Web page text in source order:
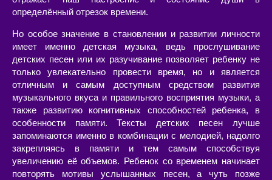
определённый отрезок времени.
Но особое значение в становлении и развитии личности
имеет именно детская музыка, ведь прослушивание
детских песен или их разучивание позволяет ребенку не
только увлекательно провести время, но и является
отличным и самым доступным средством развития
музыкального вкуса и правильного восприятия музыки, а
также развитию когнитивных способностей ребенка, в
особенности памяти. Тексты детских песен лучше
запоминаются именно в комбинации с мелодией, надолго
закрепляясь в памяти и тем самым способствуя
увеличению её объемов. Ребенок со временем начинает
повторять мотивы услышанных песен, а чуть позже